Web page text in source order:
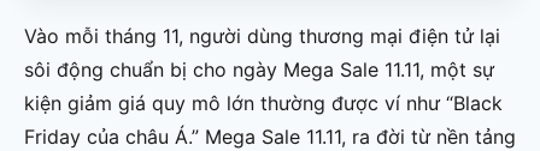
Vào mỗi tháng 11, người dùng thương mại điện tử lại
sôi động chuẩn bị cho ngày Mega Sale 11.11, một sự
kiện giảm giá quy mô lớn thường được ví như “Black
Friday của châu Á.” Mega Sale 11.11, ra đời từ nền tảng